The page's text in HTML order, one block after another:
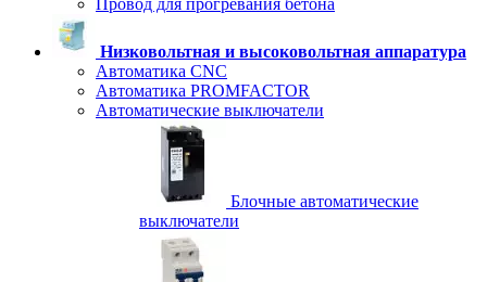
Провод для прогревания бетона
Низковольтная и высоковольтная аппаратура
Автоматика CNC
Автоматика PROMFACTOR
Автоматические выключатели
Блочные автоматические
выключатели